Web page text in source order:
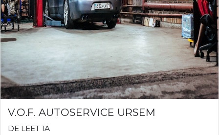
V.O.F. AUTOSERVICE URSEM
DE LEET 1A